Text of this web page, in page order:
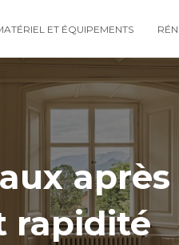
ET ÉQUIPEMENTS
rapidité